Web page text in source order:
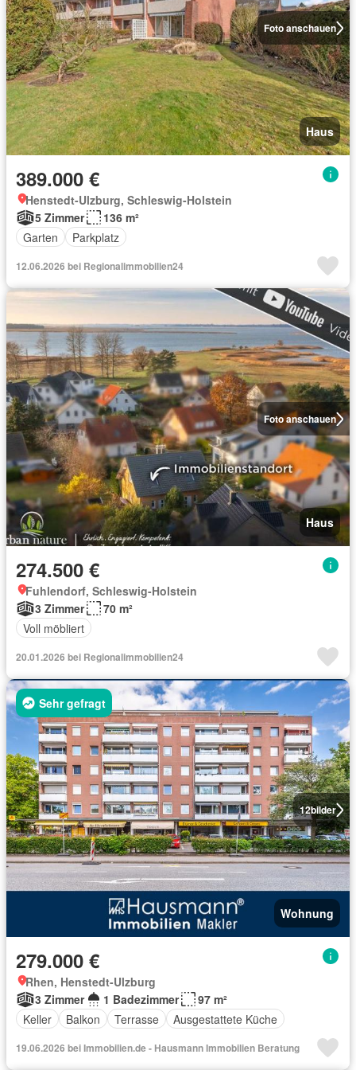
Foto anschauen
Haus
389.000 €
Henstedt-Ulzburg, Schleswig-Holstein
5 Zimmer
136 m²
Garten
Parkplatz
12.06.2026 bei Regionalimmobilien24
Foto anschauen
Haus
274.500 €
Fuhlendorf, Schleswig-Holstein
3 Zimmer
70 m²
Voll möbliert
20.01.2026 bei Regionalimmobilien24
12bilder
Sehr gefragt
Wohnung
279.000 €
Rhen, Henstedt-Ulzburg
3 Zimmer
1 Badezimmer
97 m²
Keller
Balkon Terrasse Ausgestattete Küche
19.06.2026 bei Immobilien.de - Hausmann Immobilien Beratung